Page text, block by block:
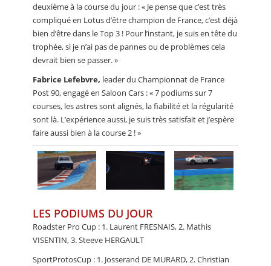
deuxième à la course du jour : « Je pense que c’est très
compliqué en Lotus d’être champion de France, c’est déjà
bien d’être dans le Top 3 ! Pour l’instant, je suis en tête du
trophée, si je n’ai pas de pannes ou de problèmes cela
devrait bien se passer. »
Fabrice Lefebvre, leader du Championnat de France
Post 90, engagé en Saloon Cars : « 7 podiums sur 7
courses, les astres sont alignés, la fiabilité et la régularité
sont là. L’expérience aussi, je suis très satisfait et j’espère
faire aussi bien à la course 2 ! »
LES PODIUMS DU JOUR
Roadster Pro Cup : 1. Laurent FRESNAIS, 2. Mathis
VISENTIN, 3. Steeve HERGAULT
SportProtosCup : 1. Josserand DE MURARD, 2. Christian